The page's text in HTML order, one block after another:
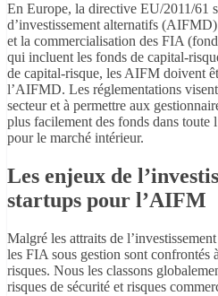
En Europe, la directive EU/2011/61
d’investissement alternatifs
et la commercialisation des FIA
qui incluent les fonds de capital-
de capital-risque, les AIFM doivent
l’AIFMD. Les réglementations
secteur et à permettre aux
plus facilement des fonds dans toute
pour le marché intérieur.
Les enjeux de
startups pour l’AIFM
Malgré les attraits de
les FIA sous gestion sont confrontés
risques. Nous les classons
risques de sécurité et risques